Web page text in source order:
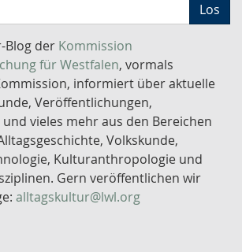
Los
Blog der Kommission
für Westfalen, vormals
informiert über aktuelle
Veröffentlichungen,
vieles mehr aus den Bereichen
Volkskunde,
Kulturanthropologie und
Gern veröffentlichen wir
alltagskultur@lwl.org